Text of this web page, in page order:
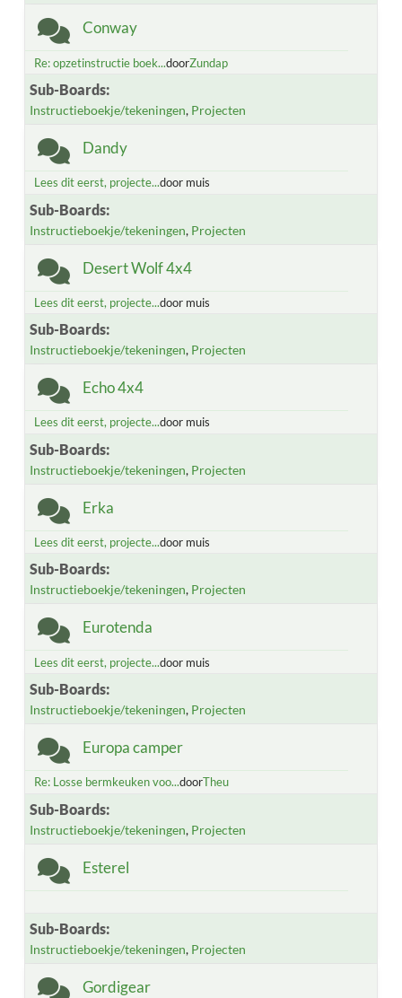
Conway
Re: opzetinstructie boek...doorZundap
Sub-Boards
Instructieboekje/tekeningen Projecten
Dandy
Lees dit eerst, projecte...door muis
Sub-Boards
Instructieboekje/tekeningen Projecten
Desert Wolf 4x4
Lees dit eerst, projecte...door muis
Sub-Boards
Instructieboekje/tekeningen Projecten
Echo 4x4
Lees dit eerst, projecte...door muis
Sub-Boards
Instructieboekje/tekeningen Projecten
Erka
Lees dit eerst, projecte...door muis
Sub-Boards
Instructieboekje/tekeningen Projecten
Eurotenda
Lees dit eerst, projecte...door muis
Sub-Boards
Instructieboekje/tekeningen Projecten
Europa camper
Re: Losse bermkeuken voo...doorTheu
Sub-Boards
Instructieboekje/tekeningen Projecten
Esterel
Sub-Boards
Instructieboekje/tekeningen Projecten
Gordigear